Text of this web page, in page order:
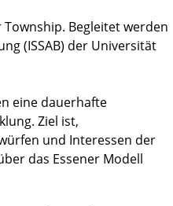
Begleitet werden
(ISSAB) der Universität
eine dauerhafte
Ziel ist,
und Interessen der
das Essener Modell